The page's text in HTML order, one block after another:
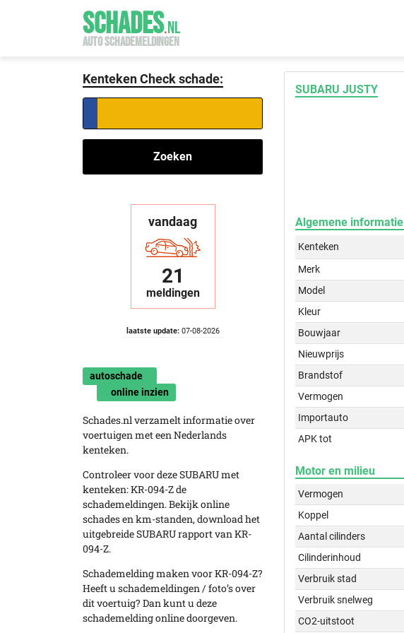
SCHADES.NL
AUTO SCHADEMELDINGEN
Kenteken Check schade:
Zoeken
vandaag
21
meldingen
laatste update:07-08-2026
autoschade
online inzien
Schades.nl verzamelt informatie over
voertuigen met een Nederlands
kenteken.
Controleer voor deze SUBARU met
kenteken: KR-094-Z de
schademeldingen. Bekijk online
schades en km-standen, download het
uitgebreide SUBARU rapport van KR-
094-Z.
Schademelding maken voor KR-094-Z?
Heeft u schademeldingen / foto’s over
dit voertuig? Dan kunt u deze
schademelding online doorgeven.
SUBARU JUSTY
Algemene informatie
Kenteken
Merk
Model
Kleur
Bouwjaar
Nieuwprijs
Brandstof
Vermogen
Importauto
APK tot
Motor en milieu
Vermogen
Koppel
Aantal cilinders
Cilinderinhoud
Verbruik stad
Verbruik snelweg
CO2-uitstoot